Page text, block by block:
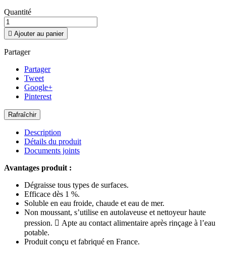
Quantité
 Ajouter au panier
Partager
Partager
Tweet
Google+
Pinterest
Description
Détails du produit
Documents joints
Avantages produit :
Dégraisse tous types de surfaces.
Efficace dès 1 %.
Soluble en eau froide, chaude et eau de mer.
Non moussant, s’utilise en autolaveuse et nettoyeur haute
pression.  Apte au contact alimentaire après rinçage à l’eau
potable.
Produit conçu et fabriqué en France.